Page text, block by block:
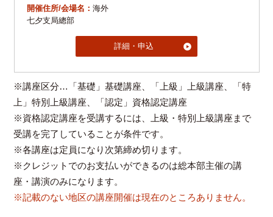
開催住所/会場名： 海外
七夕支局總部
詳細・申込
※講座区分…「基礎」基礎講座、「上級」上級講座、「特
上」特別上級講座、「認定」資格認定講座
※資格認定講座を受講するには、上級・特別上級講座まで
受講を完了していることが条件です。
※各講座は定員になり次第締め切ります。
※クレジットでのお支払いができるのは総本部主催の講
座・講演のみになります。
※記載のない地区の講座開催は現在のところありません。